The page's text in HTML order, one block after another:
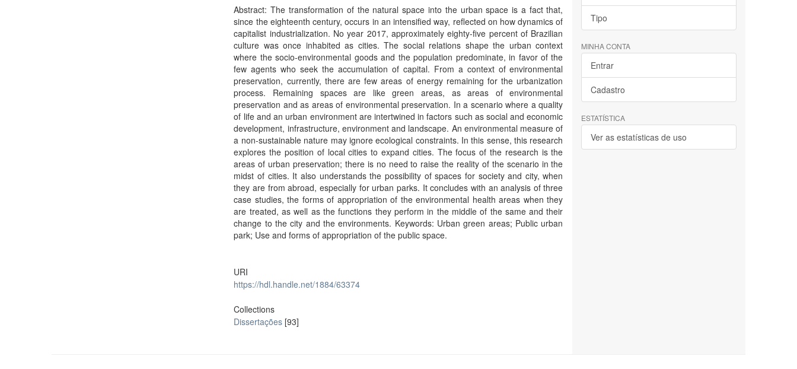
Abstract: The transformation of the natural space into the urban space is a fact that,
since the eighteenth century, occurs in an intensified way, reflected on how dynamics of
capitalist industrialization. No year 2017, approximately eighty-five percent of Brazilian
culture was once inhabited as cities. The social relations shape the urban context
where the socio-environmental goods and the population predominate, in favor of the
few agents who seek the accumulation of capital. From a context of environmental
preservation, currently, there are few areas of energy remaining for the urbanization
process. Remaining spaces are like green areas, as areas of environmental
preservation and as areas of environmental preservation. In a scenario where a quality
of life and an urban environment are intertwined in factors such as social and economic
development, infrastructure, environment and landscape. An environmental measure of
a non-sustainable nature may ignore ecological constraints. In this sense, this research
explores the position of local cities to expand cities. The focus of the research is the
areas of urban preservation; there is no need to raise the reality of the scenario in the
midst of cities. It also understands the possibility of spaces for society and city, when
they are from abroad, especially for urban parks. It concludes with an analysis of three
case studies, the forms of appropriation of the environmental health areas when they
are treated, as well as the functions they perform in the middle of the same and their
change to the city and the environments. Keywords: Urban green areas; Public urban
park; Use and forms of appropriation of the public space.
URI
https://hdl.handle.net/1884/63374
Collections
Dissertações [93]
Tipo
MINHA CONTA
Entrar
Cadastro
ESTATÍSTICA
Ver as estatísticas de uso